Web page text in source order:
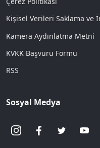
Kişisel Verileri Saklama ve
Kamera Aydınlatma Metni
KVKK Başvuru Formu
RSS
Sosyal Medya